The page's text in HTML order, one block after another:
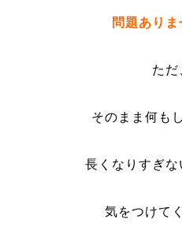
問題ありま
ただ
そのまま何も
長くなりすぎな
気をつけて